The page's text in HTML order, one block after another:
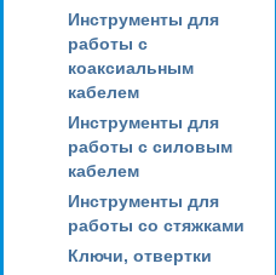
Инструменты для
работы с
коаксиальным
кабелем
Инструменты для
работы с силовым
кабелем
Инструменты для
работы со стяжками
Ключи, отвертки